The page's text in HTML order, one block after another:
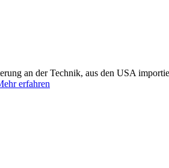
an der Technik, aus den USA
erfahren